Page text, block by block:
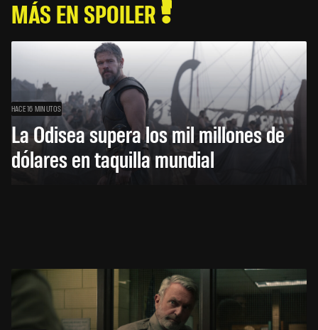
MÁS EN SPOILER
HACE 16 MINUTOS
La Odisea supera los mil millones de
dólares en taquilla mundial